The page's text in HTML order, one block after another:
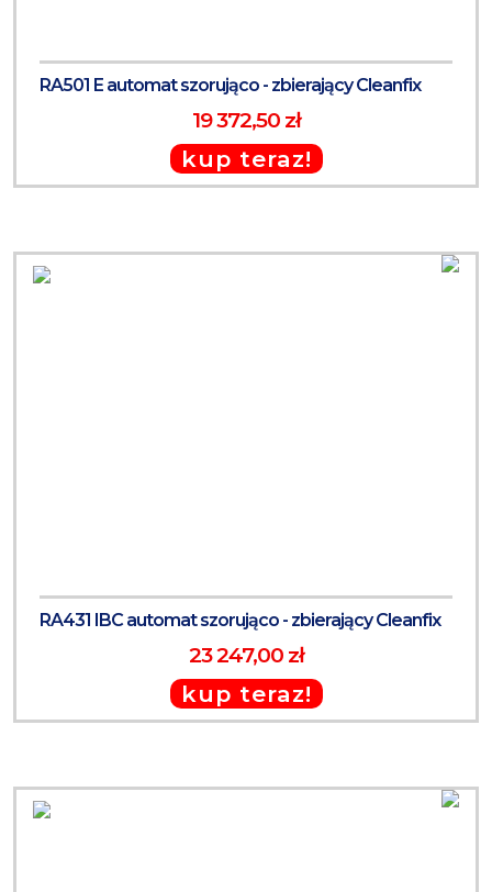
RA501 E automat szorująco - zbierający Cleanfix
19 372,50 zł
kup teraz!
RA431 IBC automat szorująco - zbierający Cleanfix
23 247,00 zł
kup teraz!